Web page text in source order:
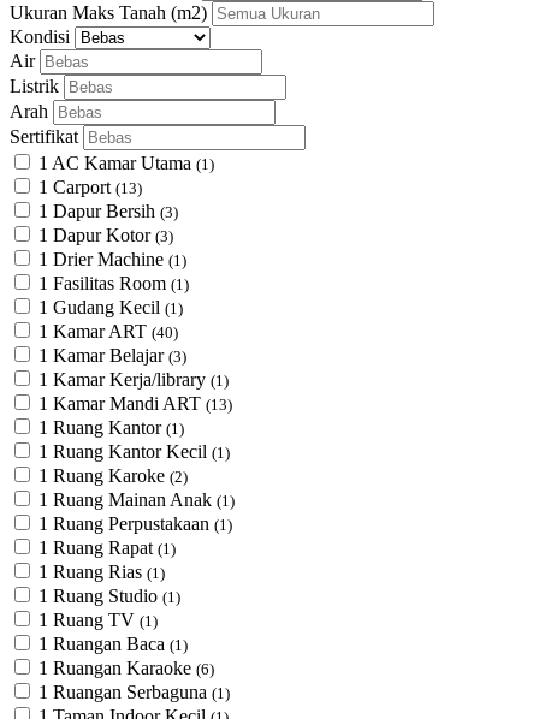
Ukuran Maks Tanah (m2)
Kondisi
Air
Listrik
Arah
Sertifikat
1 AC Kamar Utama (1)
1 Carport (13)
1 Dapur Bersih (3)
1 Dapur Kotor (3)
1 Drier Machine (1)
1 Fasilitas Room (1)
1 Gudang Kecil (1)
1 Kamar ART (40)
1 Kamar Belajar (3)
1 Kamar Kerja/library (1)
1 Kamar Mandi ART (13)
1 Ruang Kantor (1)
1 Ruang Kantor Kecil (1)
1 Ruang Karoke (2)
1 Ruang Mainan Anak (1)
1 Ruang Perpustakaan (1)
1 Ruang Rapat (1)
1 Ruang Rias (1)
1 Ruang Studio (1)
1 Ruang TV (1)
1 Ruangan Baca (1)
1 Ruangan Karaoke (6)
1 Ruangan Serbaguna (1)